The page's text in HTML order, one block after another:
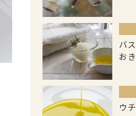
バ
お
ウ